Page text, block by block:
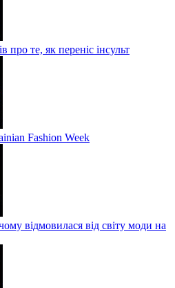
те, як переніс інсульт
Fashion Week
відмовилася від світу моди на